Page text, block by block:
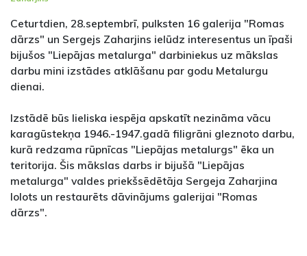
Ceturtdien, 28.septembrī, pulksten 16 galerija "Romas
dārzs" un Sergejs Zaharjins ielūdz interesentus un īpaši
bijušos "Liepājas metalurga" darbiniekus uz mākslas
darbu mini izstādes atklāšanu par godu Metalurgu
dienai.
Izstādē būs lieliska iespēja apskatīt nezināma vācu
karagūstekņa 1946.-1947.gadā filigrāni gleznoto darbu,
kurā redzama rūpnīcas "Liepājas metalurgs" ēka un
teritorija. Šis mākslas darbs ir bijušā "Liepājas
metalurga" valdes priekšsēdētāja Sergeja Zaharjina
lolots un restaurēts dāvinājums galerijai "Romas
dārzs".